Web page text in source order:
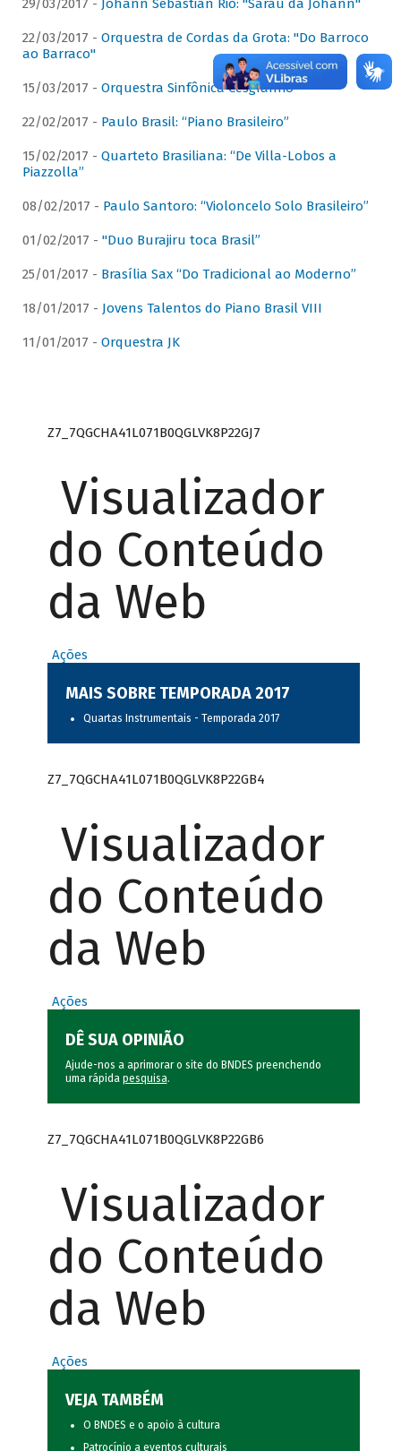
29/03/2017 - Johann Sebastian Rio: "Sarau da Johann"
22/03/2017 - Orquestra de Cordas da Grota: "Do Barroco
ao Barraco"
15/03/2017 - Orquestra Sinfônica Cesgranrio
22/02/2017 - Paulo Brasil: “Piano Brasileiro”
15/02/2017 - Quarteto Brasiliana: “De Villa-Lobos a
Piazzolla”
08/02/2017 - Paulo Santoro: “Violoncelo Solo Brasileiro”
01/02/2017 - "Duo Burajiru toca Brasil”
25/01/2017 - Brasília Sax “Do Tradicional ao Moderno”
18/01/2017 - Jovens Talentos do Piano Brasil VIII
11/01/2017 - Orquestra JK
Z7_7QGCHA41L071B0QGLVK8P22GJ7
Visualizador
do Conteúdo
da Web
Ações
MAIS SOBRE TEMPORADA 2017
Quartas Instrumentais - Temporada 2017
Z7_7QGCHA41L071B0QGLVK8P22GB4
Visualizador
do Conteúdo
da Web
Ações
DÊ SUA OPINIÃO
Ajude-nos a aprimorar o site do BNDES preenchendo
uma rápida pesquisa.
Z7_7QGCHA41L071B0QGLVK8P22GB6
Visualizador
do Conteúdo
da Web
Ações
VEJA TAMBÉM
O BNDES e o apoio à cultura
Patrocínio a eventos culturais